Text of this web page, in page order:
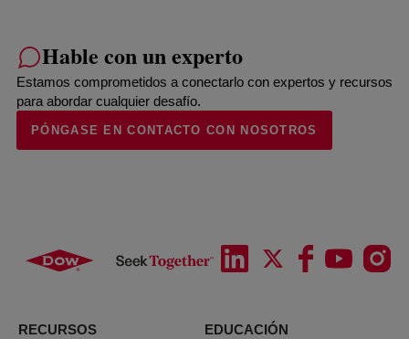
Hable con un experto
Estamos comprometidos a conectarlo con expertos y recursos
para abordar cualquier desafío.
PÓNGASE EN CONTACTO CON NOSOTROS
RECURSOS
EDUCACIÓN